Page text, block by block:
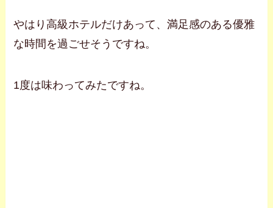
やはり高級ホテルだけあって、満足感のある優雅
な時間を過ごせそうですね。
1度は味わってみたですね。